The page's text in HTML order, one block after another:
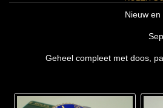
Nieuw
Geheel compleet met doos,